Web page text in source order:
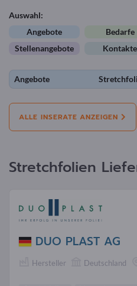
Auswahl:
Angebote
Bedarfe
Stellenangebote
Kontakte
Angebote
ALLE INSERATE ANZEIGEN
Stretchfolien
DUO PLAST AG
Hersteller Deutschland